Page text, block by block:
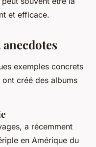
et efficace.
exemples concrets
créé des albums
a récemment
en Amérique du